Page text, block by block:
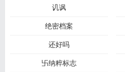
讥讽
绝密档案
还好吗
卐纳粹标志